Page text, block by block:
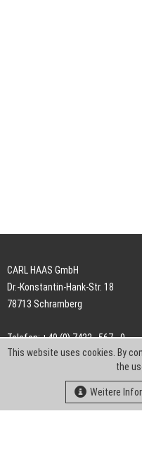
CARL HAAS GmbH
Dr.-Konstantin-Hank-Str. 18
78713 Schramberg
Telefon: +49 (0) 7422 . 567 - 0
Telefax: +49 (0) 7422 . 567 - 239
info-ch@kern-liebers.com
This website uses cookies. By
the
Weitere